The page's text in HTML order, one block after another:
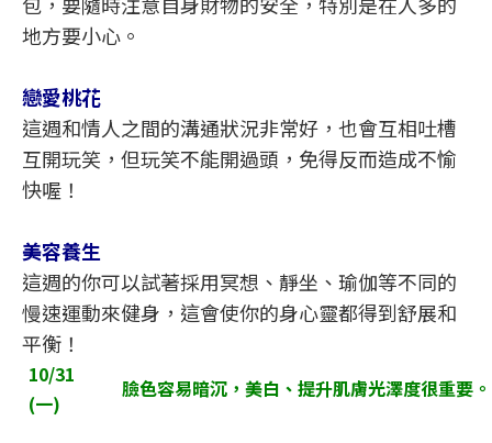
地方要小心。
戀愛桃花
這週和情人之間的溝通狀況非常好，也會互相吐槽
互開玩笑，但玩笑不能開過頭，免得反而造成不愉
快喔！
美容養生
這週的你可以試著採用冥想、靜坐、瑜伽等不同的
慢速運動來健身，這會使你的身心靈都得到舒展和
平衡！
10/31
(一)
臉色容易暗沉，美白、提升肌膚光澤度很重要。